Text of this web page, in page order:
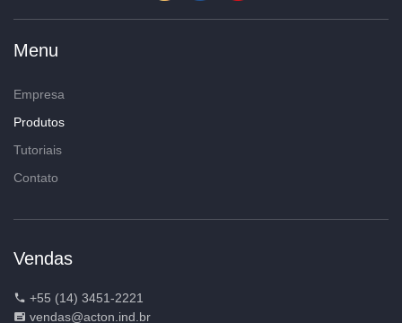
Menu
Empresa
Produtos
Tutoriais
Contato
Vendas
+55 (14) 3451-2221
vendas@acton.ind.br